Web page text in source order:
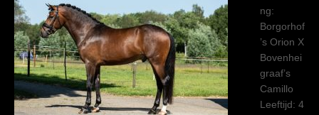
ng:
Borgorhof
’s Orion X
Bovenhei
graaf’s
Camillo
Leeftijd: 4